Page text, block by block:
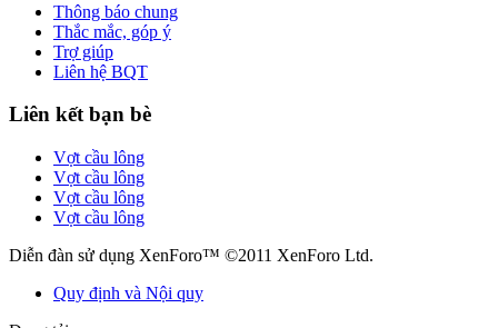
Thông báo chung
Thắc mắc, góp ý
Trợ giúp
Liên hệ BQT
Liên kết bạn bè
Vợt cầu lông
Vợt cầu lông
Vợt cầu lông
Vợt cầu lông
Diễn đàn sử dụng XenForo™ ©2011 XenForo Ltd.
Quy định và Nội quy